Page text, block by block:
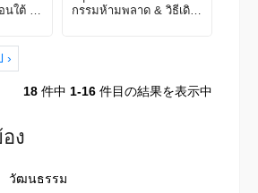
นใต้ &
กรรมห้ามพลาด & วิธีเดิน
›
18 件中 1-16 件目の結果を表示中
ง
วัฒนธรรม